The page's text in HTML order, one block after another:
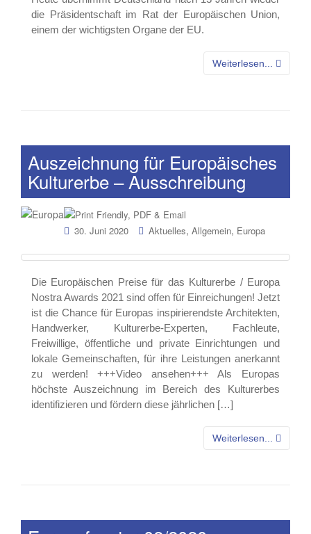
die Präsidentschaft im Rat der Europäischen Union,
einem der wichtigsten Organe der EU.
Weiterlesen...
Auszeichnung für Europäisches
Kulturerbe – Ausschreibung
30. Juni 2020 Aktuelles, Allgemein, Europa
Die Europäischen Preise für das Kulturerbe / Europa
Nostra Awards 2021 sind offen für Einreichungen! Jetzt
ist die Chance für Europas inspirierendste Architekten,
Handwerker, Kulturerbe-Experten, Fachleute,
Freiwillige, öffentliche und private Einrichtungen und
lokale Gemeinschaften, für ihre Leistungen anerkannt
zu werden! +++Video ansehen+++ Als Europas
höchste Auszeichnung im Bereich des Kulturerbes
identifizieren und fördern diese jährlichen […]
Weiterlesen...